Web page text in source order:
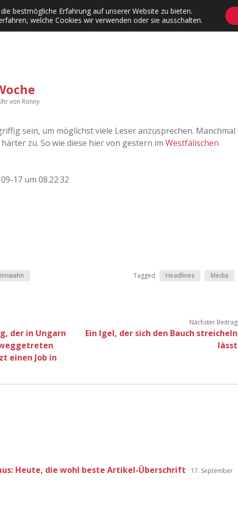
Dates Instagrams Contact Adventskalender Dropdown-Menü öffnen
von Ronny
sein, um möglichst viele Leser anzusprechen. Manchmal
zu. So wie diese hier von gestern im Westfälischen
Tagged Headlines Media
der in Ungarn
einen Job in
Nächster Beitrag
Ein Igel, der sich den Bauch streicheln
lässt
Heute, die wohl beste Artikel-Überschrift 17. September
bestmögliche Erfahrung auf unserer Website zu bieten.
welche Cookies wir verwenden oder sie ausschalten.